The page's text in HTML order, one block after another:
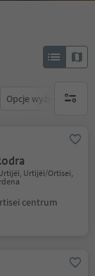
Opcje wyżywieniabrak
Urtijëi/Ortisei,
centrum